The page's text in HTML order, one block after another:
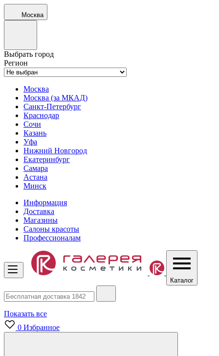
Москва
Выбрать город
Регион
Москва
Москва (за МКАД)
Санкт-Петербург
Краснодар
Сочи
Казань
Уфа
Нижний Новгород
Екатеринбург
Самара
Астана
Минск
Информация
Доставка
Магазины
Салоны красоты
Профессионалам
Каталог
Показать все
0 Избранное